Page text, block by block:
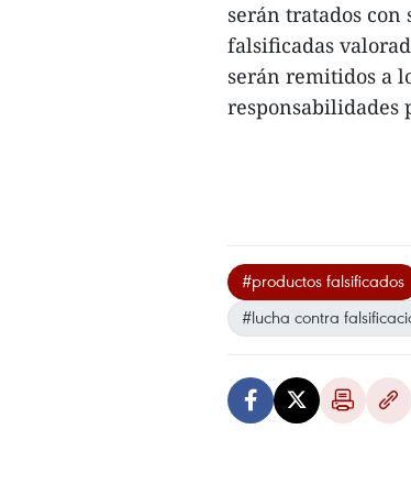
serán tratados con
falsificadas
serán remitidos a
responsabilidades
#productos falsificados
#lucha contra